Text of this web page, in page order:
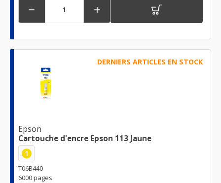
 
DERNIERS ARTICLES EN STOCK
Epson
Cartouche d'encre Epson 113 Jaune
1
T06B440
6000 pages